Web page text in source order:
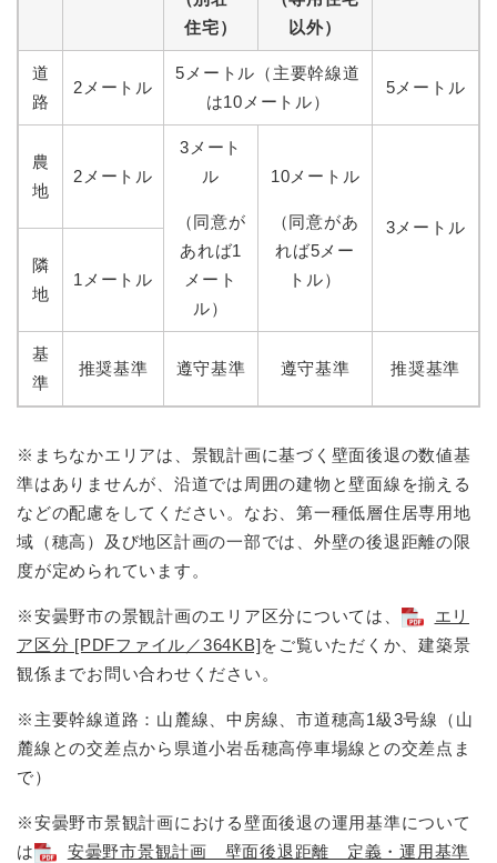
住宅）
以外）
道
路
2メートル
5メートル（主要幹線道
は10メートル）
5メートル
農
地
2メートル
3メート
ル
（同意が
あれば1
メート
ル）
10メートル
（同意があ
れば5メー
トル）
3メートル
隣
地
1メートル
基
準
推奨基準 遵守基準 遵守基準 推奨基準
※まちなかエリアは、景観計画に基づく壁面後退の数値基
準はありませんが、沿道では周囲の建物と壁面線を揃える
などの配慮をしてください。なお、第一種低層住居専用地
域（穂高）及び地区計画の一部では、外壁の後退距離の限
度が定められています。
※安曇野市の景観計画のエリア区分については、
エリ
ア区分 [PDFファイル／364KB]をご覧いただくか、建築景
観係までお問い合わせください。
※主要幹線道路：山麓線、中房線、市道穂高1級3号線（山
麓線との交差点から県道小岩岳穂高停車場線との交差点ま
で）
※安曇野市景観計画における壁面後退の運用基準について
は
安曇野市景観計画 壁面後退距離 定義・運用基準